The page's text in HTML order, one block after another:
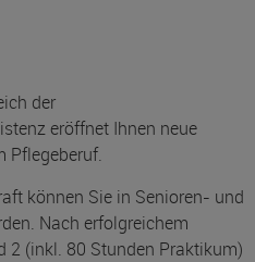
der
eröffnet Ihnen neue
Pflegeberuf.
können Sie in Senioren- und
Nach erfolgreichem
2 (inkl. 80 Stunden Praktikum)